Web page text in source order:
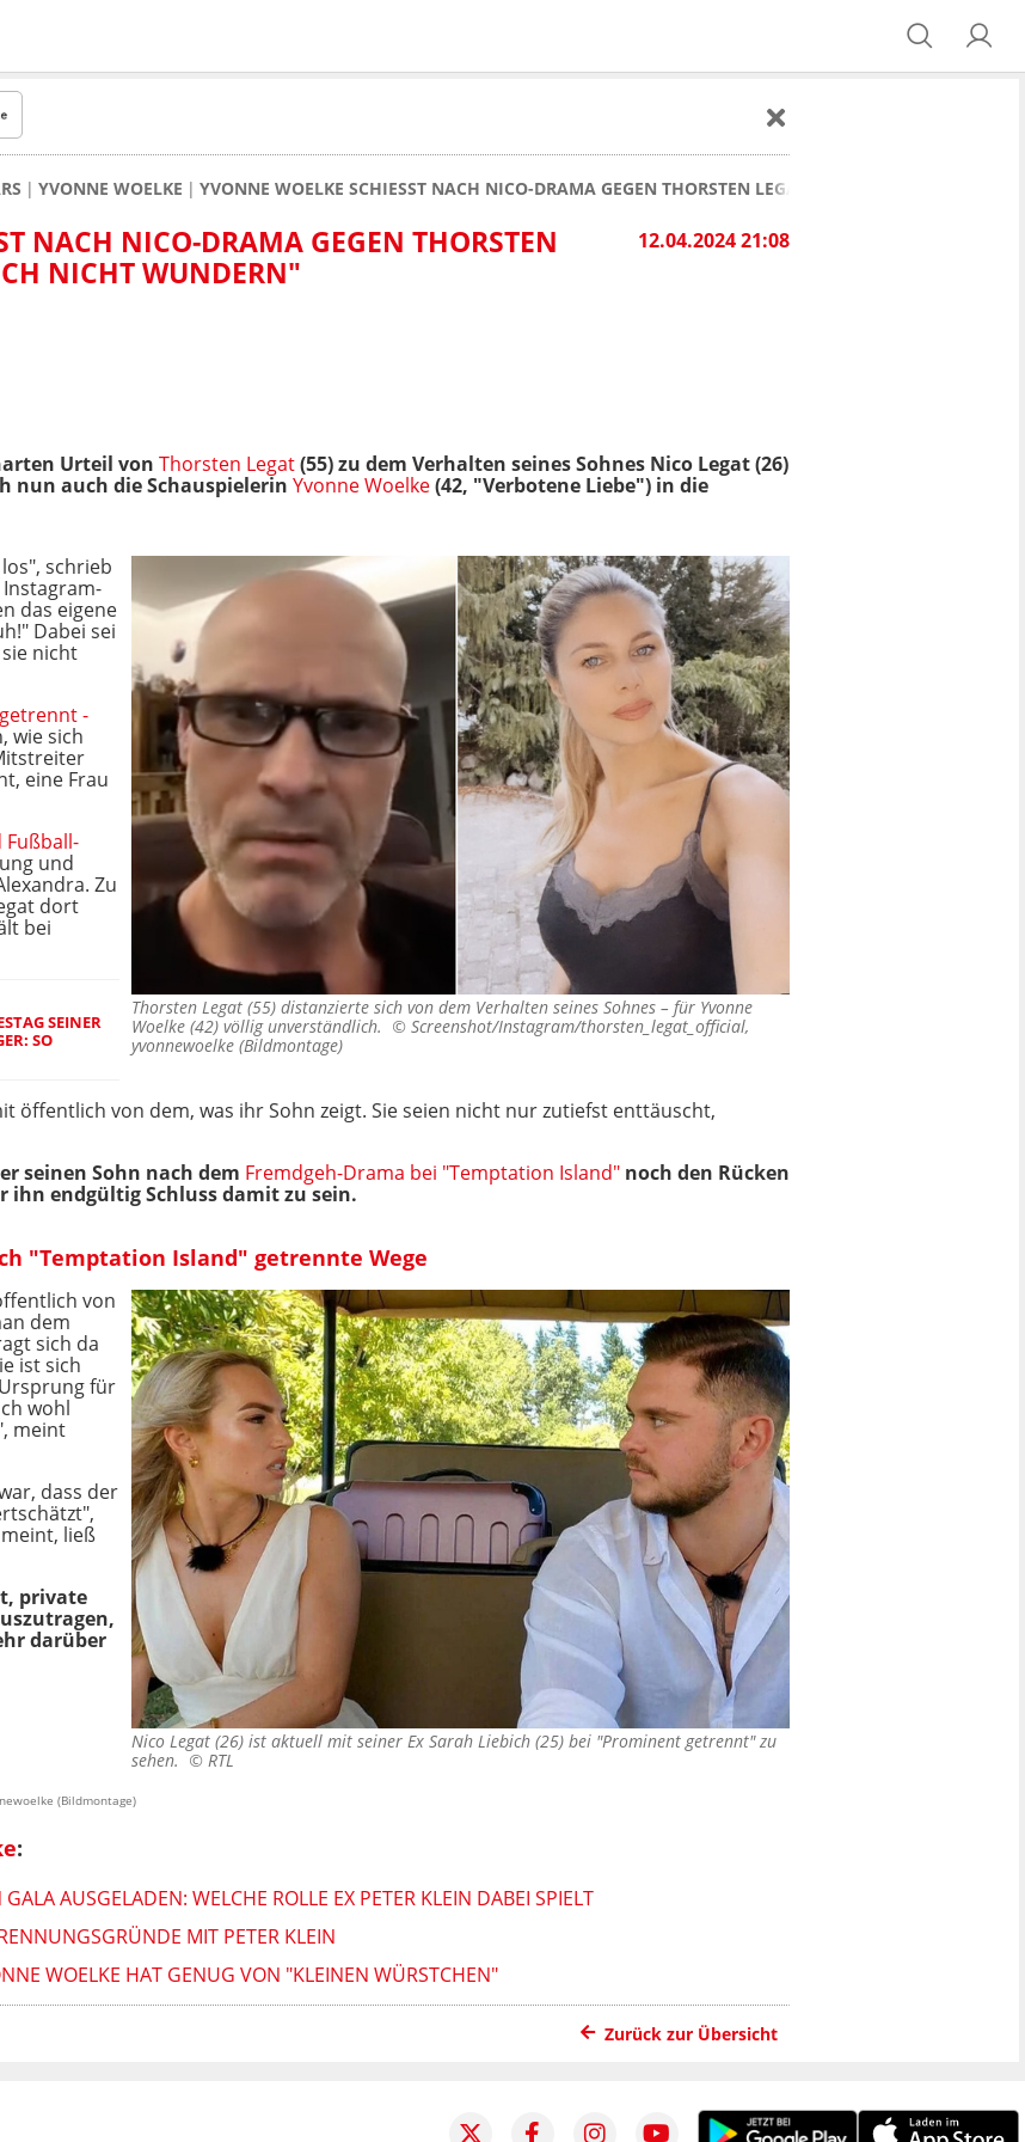
YVONNE WOELKE YVONNE WOELKE SCHIESST NACH NICO-DRAMA GEGEN THORSTEN LEGAT: "DA MUSS MAN SICH
12.04.2024 21:08
NACH NICO-DRAMA GEGEN THORSTEN L
NICHT WUNDERN"
Urteil von Thorsten Legat(55) zu dem Verhalten seines Sohnes Nico Legat (26)
nun auch die Schauspielerin Yvonne Woelke(42, "Verbotene Liebe") in die
Thorsten Legat (55) distanzierte sich von dem Verhalten seines Sohnes – für Yvonne
Woelke (42) völlig unverständlich. © Screenshot/Instagram/thorsten_legat_official,
yvonnewoelke (Bildmontage)
schrieb
das eigene
Dabei sei
nicht
-
wie sich
eine Frau
Fußball-
und
Zu
dort
bei
SEINER
SO
öffentlich von dem, was ihr Sohn zeigt. Sie seien nicht nur zutiefst enttäuscht,
seinen Sohn nach dem Fremdgeh-Drama bei "Temptation Island" noch den Rücken
endgültig Schluss damit zu sein.
"Temptation Island" getrennte Wege
Nico Legat (26) ist aktuell mit seiner Ex Sarah Liebich (25) bei "Prominent getrennt" zu
sehen. © RTL
von
dem
sich da
ist sich
für
wohl
meint
dass der
ließ
private
darüber
(Bildmontage)
:
AUSGELADEN: WELCHE ROLLE EX PETER KLEIN DABEI SPIELT
MIT PETER KLEIN
WOELKE HAT GENUG VON "KLEINEN WÜRSTCHEN"
Zurück zur Übersicht